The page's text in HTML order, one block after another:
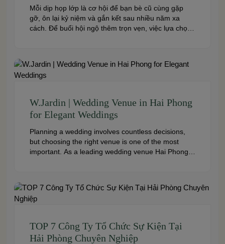
Mỗi dịp họp lớp là cơ hội để bạn bè cũ cùng gặp
gỡ, ôn lại kỷ niệm và gắn kết sau nhiều năm xa
cách. Để buổi hội ngộ thêm trọn vẹn, việc lựa chọn
W.Jardin | Wedding Venue in Hai Phong
for Elegant Weddings
Planning a wedding involves countless decisions,
but choosing the right venue is one of the most
important. As a leading wedding venue Hai Phong,
system, and dedicated event support to help
couples create a seamless and memorable […]
TOP 7 Công Ty Tổ Chức Sự Kiện Tại
Hải Phòng Chuyên Nghiệp